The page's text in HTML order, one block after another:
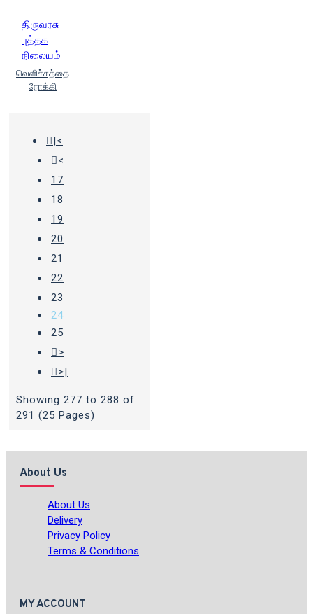
திருவரசு
புத்தக
நிலையம்
வெளிச்சத்தை
நோக்கி
|<
<
17
18
19
20
21
22
23
24
25
>
>|
Showing 277 to 288 of
291 (25 Pages)
About Us
About Us
Delivery
Privacy Policy
Terms & Conditions
MY ACCOUNT